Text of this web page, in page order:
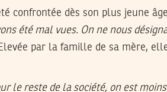
confrontée dès son plus jeune
été mal vues. On ne nous
par la famille de sa mère,
le reste de la société, on est